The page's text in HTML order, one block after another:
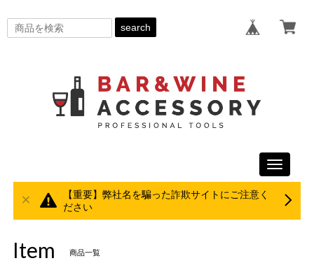
search
Toggle
【重要】弊社名を騙った詐欺サイトにご注意く
ださい
Item 商品一覧